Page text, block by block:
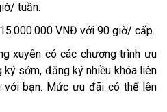
tuần.
VNĐ với 90 giờ/ cấp.
xuyên có các chương trình ưu
sớm, đăng ký nhiều khóa liên
với bạn. Mức ưu đãi có thể lên